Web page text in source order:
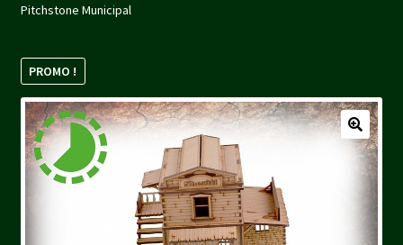
CGV
Mon compte
Panier
Stripe Payment Success Page
Validation de la commande
Pitchstone Municipal
PROMO !